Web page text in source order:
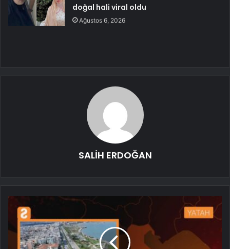
doğal hali viral oldu
Ağustos 6, 2026
SALİH ERDOĞAN